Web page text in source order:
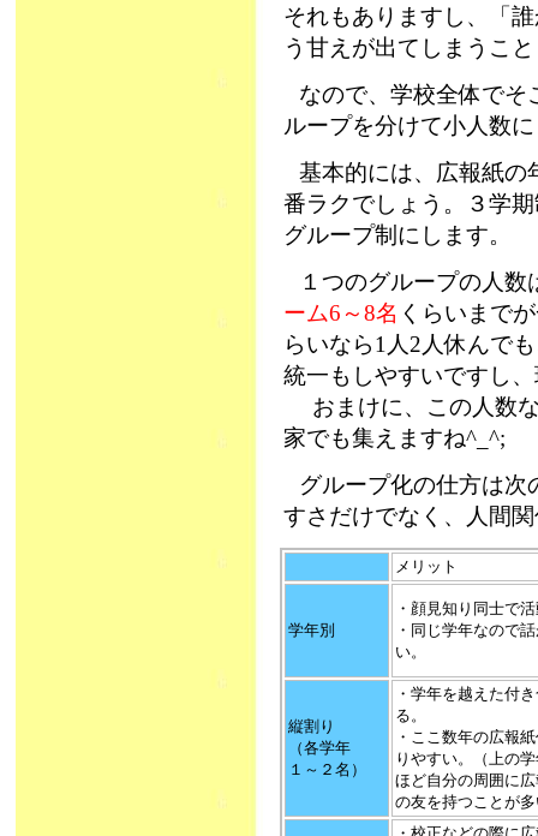
それもありますし、「
う甘えが出てしまうこ
なので、学校全体でそ
ループを分けて小人数
基本的には、広報紙の
番ラクでしょう。３学
グループ制にします。
１つのグループの人
ーム6～8名 くらいまで
らいなら1人2人休んで
統一もしやすいですし
おまけに、この人数
家でも集えますね^_^;
グループ化の仕方は
すさだけでなく、人間
メリット
学年別
・顔見知り同士で
・同じ学年なので
い。
縦割り
（各学年
１～２名）
・学年を越えた付
る。
・ここ数年の広報
りやすい。（上の
ほど自分の周囲に
の友を持つことが